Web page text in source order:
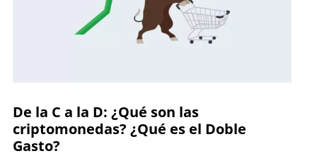
De la C a la D: ¿Qué son las
criptomonedas? ¿Qué es el Doble
Gasto?